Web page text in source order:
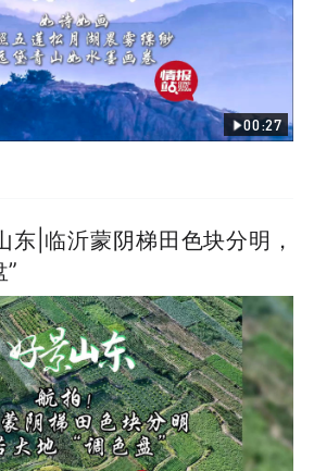
00:27
东|临沂蒙阴梯田色块分明，
”